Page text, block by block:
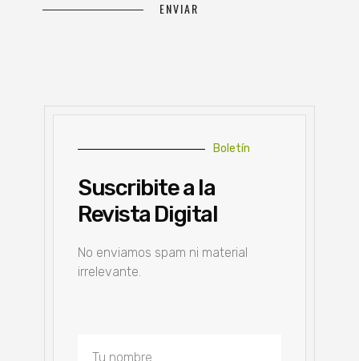
Boletín
Suscribite a la
Revista Digital
No enviamos spam ni material
irrelevante.